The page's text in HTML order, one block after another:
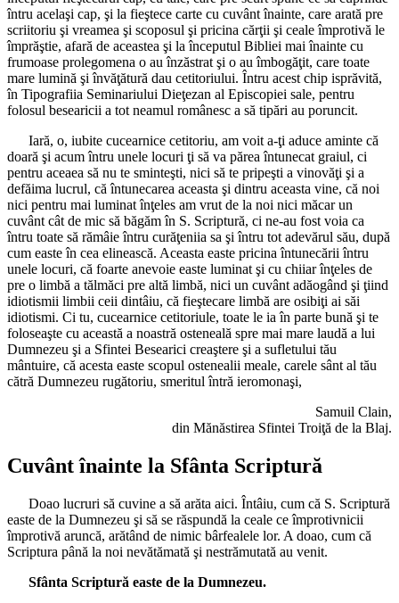
întru acelaşi cap, şi la fieştece carte cu cuvânt înainte, care arată pre
scriitoriu şi vreamea şi scoposul şi pricina cărţii şi ceale împrotivă le
împrăştie, afară de aceastea şi la începutul Bibliei mai înainte cu
frumoase prolegomena o au înzăstrat şi o au îmbogăţit, care toate
mare lumină şi învăţătură dau cetitoriului. Întru acest chip isprăvită,
în Tipografiia Seminariului Dieţezan al Episcopiei sale, pentru
folosul besearicii a tot neamul românesc a să tipări au poruncit.
Iară, o, iubite cucearnice cetitoriu, am voit a-ţi aduce aminte că
doară şi acum întru unele locuri ţi să va părea întunecat graiul, ci
pentru aceaea să nu te sminteşti, nici să te pripeşti a vinovăţi şi a
defăima lucrul, că întunecarea aceasta şi dintru aceasta vine, că noi
nici pentru mai luminat înţeles am vrut de la noi nici măcar un
cuvânt cât de mic să băgăm în S. Scriptură, ci ne-au fost voia ca
întru toate să rămâie întru curăţeniia sa şi întru tot adevărul său, după
cum easte în cea elinească. Aceasta easte pricina întunecării întru
unele locuri, că foarte anevoie easte luminat şi cu chiiar înţeles de
pre o limbă a tălmăci pre altă limbă, nici un cuvânt adăogând şi ţiind
idiotismii limbii ceii dintâiu, că fieştecare limbă are osibiţi ai săi
idiotismi. Ci tu, cucearnice cetitoriule, toate le ia în parte bună şi te
foloseaşte cu această a noastră osteneală spre mai mare laudă a lui
Dumnezeu şi a Sfintei Besearici creaştere şi a sufletului tău
mântuire, că acesta easte scopul ostenealii meale, carele sânt al tău
cătră Dumnezeu rugătoriu, smeritul întră ieromonaşi,
Samuil Clain,
din Mănăstirea Sfintei Troiţă de la Blaj.
Cuvânt înainte la Sfânta Scriptură
Doao lucruri să cuvine a să arăta aici. Întâiu, cum că S. Scriptură
easte de la Dumnezeu şi să se răspundă la ceale ce împrotivnicii
împrotivă aruncă, arătând de nimic bârfealele lor. A doao, cum că
Scriptura până la noi nevătămată şi nestrămutată au venit.
Sfânta Scriptură easte de la Dumnezeu.